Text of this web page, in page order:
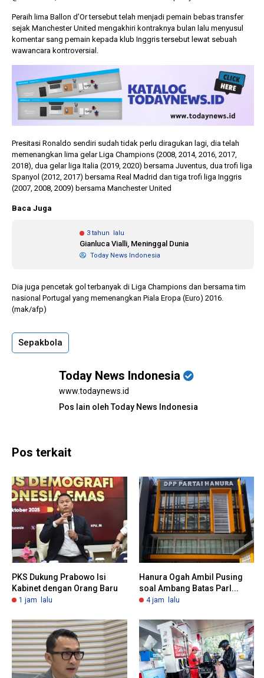
Peraih lima Ballon d’Or tersebut telah menjadi pemain bebas transfer
sejak Manchester United mengakhiri kontraknya bulan lalu menyusul
komentar sang pemain kepada klub Inggris tersebut lewat sebuah
wawancara kontroversial.
Presitasi Ronaldo sendiri sudah tidak perlu diragukan lagi, dia telah
memenangkan lima gelar Liga Champions (2008, 2014, 2016, 2017,
2018), dua gelar liga Italia (2019, 2020) bersama Juventus, dua trofi liga
Spanyol (2012, 2017) bersama Real Madrid dan tiga trofi liga Inggris
(2007, 2008, 2009) bersama Manchester United
Baca Juga
3 tahun lalu
Gianluca Vialli, Meninggal Dunia
Today News Indonesia
Dia juga pencetak gol terbanyak di Liga Champions dan bersama tim
nasional Portugal yang memenangkan Piala Eropa (Euro) 2016.
(mak/afp)
Sepakbola
Today News Indonesia
www.todaynews.id
Pos lain oleh Today News Indonesia
Pos terkait
PKS Dukung Prabowo Isi
Kabinet dengan Orang Baru
1 jam lalu
Hanura Ogah Ambil Pusing
soal Ambang Batas Parl...
4 jam lalu